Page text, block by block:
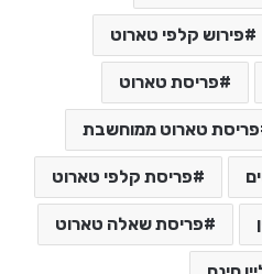
פירוש קלפי טארוט
פריסת טארוט
פריסת טארוט ממוחשבת
פריסת קלפי טארוט
פריסת שאלה טארוט